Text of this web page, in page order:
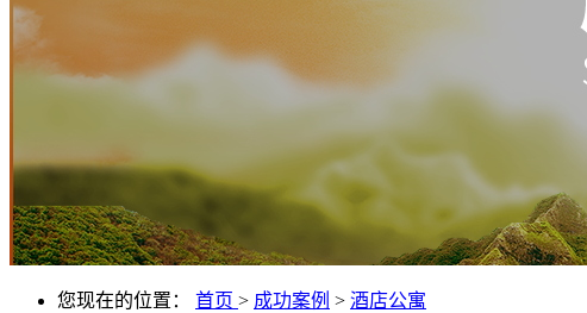
您现在的位置： 首页 > 成功案例 > 酒店公寓